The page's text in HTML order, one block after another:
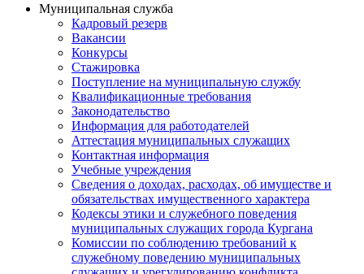
Муниципальная служба
Кадровый резерв
Вакансии
Конкурсы
Стажировка
Поступление на муниципальную службу
Квалификационные требования
Законодательство
Информация для работодателей
Аттестация муниципальных служащих
Контактная информация
Учебные учреждения
Сведения о доходах, расходах, об имуществе и
обязательствах имущественного характера
Кодексы этики и служебного поведения
муниципальных служащих города Кургана
Комиссии по соблюдению требований к
служебному поведению муниципальных